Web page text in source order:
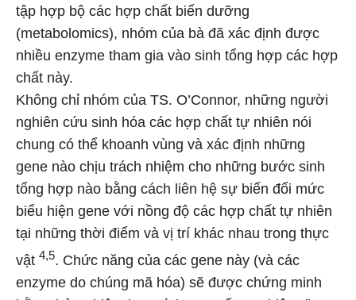
tập hợp bộ các hợp chất biến dưỡng
(metabolomics), nhóm của bà đã xác định được
nhiều enzyme tham gia vào sinh tổng hợp các hợp
chất này.
Không chỉ nhóm của TS. O’Connor, những người
nghiên cứu sinh hóa các hợp chất tự nhiên nói
chung có thể khoanh vùng và xác định những
gene nào chịu trách nhiệm cho những bước sinh
tổng hợp nào bằng cách liên hệ sự biến đổi mức
biểu hiện gene với nồng độ các hợp chất tự nhiên
tại những thời điểm và vị trí khác nhau trong thực
vật 4,5. Chức năng của các gene này (và các
enzyme do chúng mã hóa) sẽ được chứng minh